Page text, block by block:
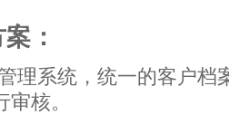
：
理系统，统一的客户档
核。